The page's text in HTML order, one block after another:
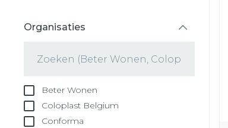
Organisaties
Beter Wonen
Coloplast Belgium
Conforma